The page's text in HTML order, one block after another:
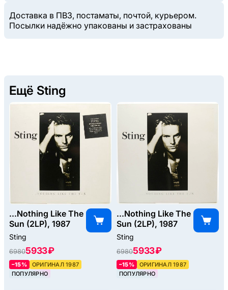
Доставка в ПВЗ, постаматы, почтой, курьером.
Посылки надёжно упакованы и застрахованы
Ещё Sting
...Nothing Like The
Sun (2LP), 1987
Sting
69805933 ₽
–15%
ОРИГИНАЛ 1987
ПОПУЛЯРНО
...Nothing Like The
Sun (2LP), 1987
Sting
69805933 ₽
–15%
ОРИГИНАЛ 1987
ПОПУЛЯРНО